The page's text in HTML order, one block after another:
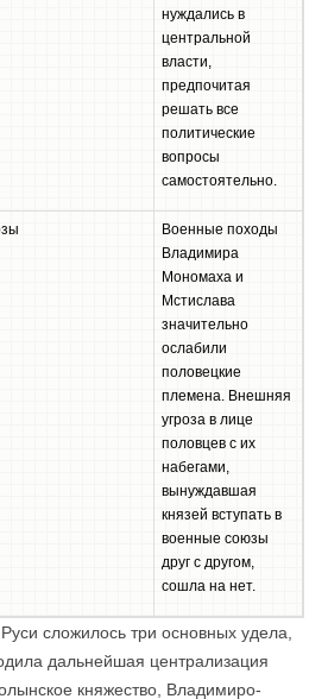
нуждались в
центральной
власти,
предпочитая
решать все
политические
вопросы
самостоятельно.
Военные походы
Владимира
Мономаха и
Мстислава
значительно
ослабили
половецкие
племена. Внешняя
угроза в лице
половцев с их
набегами,
вынуждавшая
князей вступать в
военные союзы
друг с другом,
сошла на нет.
сложилось три основных удела,
дальнейшая централизация
княжество, Владимиро-